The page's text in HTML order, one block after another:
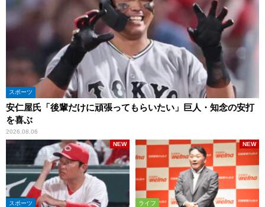
スポーツ
安仁屋氏「後輩だけに頑張ってもらいたい」巨人・知念の安打
を喜ぶ
2026.08.06
スポーツ
NEW
ライフ
NEW